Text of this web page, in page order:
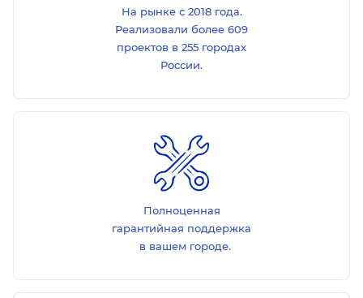
На рынке с 2018 года.
Реализовали более 609
проектов в 255 городах
России.
Полноценная
гарантийная поддержка
в вашем городе.